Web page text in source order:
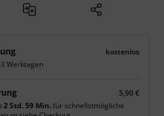
kostenlos
Werktagen
5,90 €
2 Std. 59 Min.für schnellstmögliche